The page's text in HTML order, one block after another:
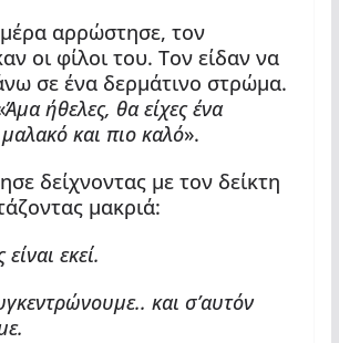
αρρώστησε, τον
οι φίλοι του. Τον είδαν να
σε ένα δερμάτινο στρώμα.
Άμα ήθελες, θα είχες ένα
και πιο καλό».
δείχνοντας με τον δείκτη
μακριά:
εκεί.
και σ’αυτόν